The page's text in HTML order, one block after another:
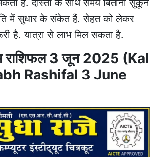
है. दोस्तों के साथ समय बिताना सुकून
में सुधार के संकेत हैं. सेहत को लेकर
है. यात्रा से लाभ मिल सकता है.
राशिफल 3 जून 2025 (Kal
Rashifal 3 June